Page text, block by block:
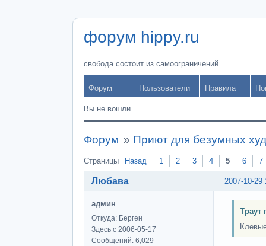
форум hippy.ru
свобода состоит из самоограничений
Форум Пользователи Правила
Вы не вошли.
Форум » Приют для безумных
Страницы Назад 1 2 3 4 5 6 7
2007-10-29
Любава
админ
Откуда: Берген
Здесь с 2006-05-17
Сообщений: 6,029
Траут